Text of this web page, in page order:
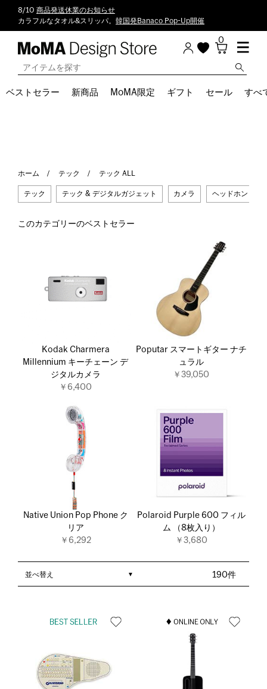
8/10 商品発送休業のお知らせ
カラフルなタオル&スリッパ。 韓国発Banaco Pop-Up開催
0
ベストセラー 新商品 MoMA限定 ギフト セール すべ
ホーム テック テック ALL
テック テック & デジタルガジェット カメラ ヘッドホン & イ
このカテゴリーのベストセラー
Kodak Charmera
Millennium キーチェーン デ
ジタルカメラ
￥6,400
Poputar スマートギター ナチ
ュラル
￥39,050
Native Union Pop Phone ク
リア
￥6,292
Polaroid Purple 600 フィル
ム （8枚入り）
￥3,680
190件
並べ替え